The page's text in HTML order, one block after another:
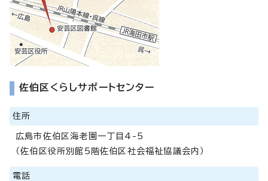
佐伯区くらしサポートセンター
住所
広島市佐伯区海老園一丁目4-5
（佐伯区役所別館5階佐伯区社会福祉協議会内）
電話